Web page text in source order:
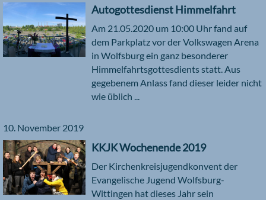
Autogottesdienst Himmelfahrt
Am 21.05.2020 um 10:00 Uhr fand auf
dem Parkplatz vor der Volkswagen Arena
in Wolfsburg ein ganz besonderer
Himmelfahrtsgottesdients statt. Aus
gegebenem Anlass fand dieser leider nicht
wie üblich ...
10. November 2019
KKJK Wochenende 2019
Der Kirchenkreisjugendkonvent der
Evangelische Jugend Wolfsburg-
Wittingen hat dieses Jahr sein